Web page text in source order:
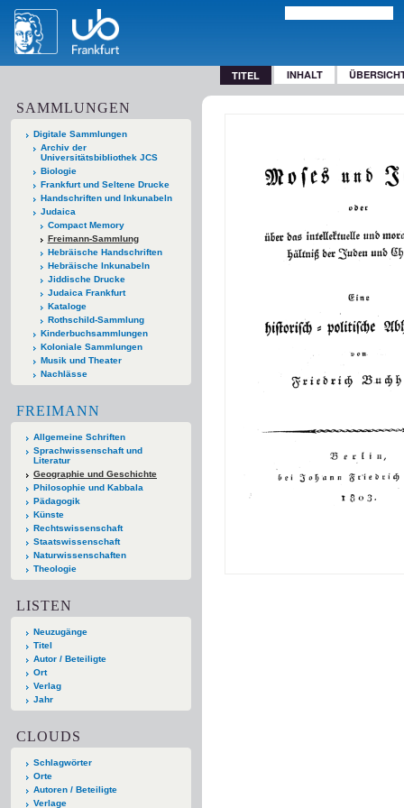
TITEL INHALT
SAMMLUNGEN
Digitale Sammlungen
Archiv der
Universitätsbibliothek JCS
Biologie
Frankfurt und Seltene Drucke
Handschriften und Inkunabeln
Judaica
Compact Memory
Freimann-Sammlung
Hebräische Handschriften
Hebräische Inkunabeln
Jiddische Drucke
Judaica Frankfurt
Kataloge
Rothschild-Sammlung
Kinderbuchsammlungen
Koloniale Sammlungen
Musik und Theater
Nachlässe
FREIMANN
Allgemeine Schriften
Sprachwissenschaft und
Literatur
Geographie und Geschichte
Philosophie und Kabbala
Pädagogik
Künste
Rechtswissenschaft
Staatswissenschaft
Naturwissenschaften
Theologie
LISTEN
Neuzugänge
Titel
Autor / Beteiligte
Ort
Verlag
Jahr
CLOUDS
Schlagwörter
Orte
Autoren / Beteiligte
Verlage